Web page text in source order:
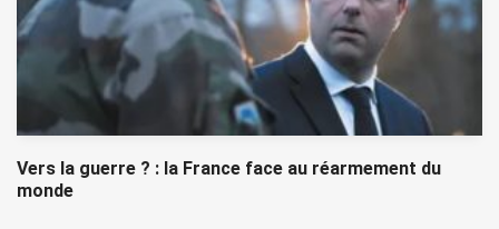
Vers la guerre ? : la France face au réarmement du
monde